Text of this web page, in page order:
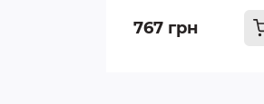
767 грн